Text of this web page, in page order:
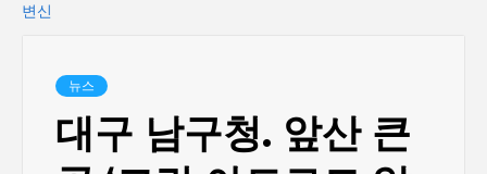
변신
뉴스
대구 남구청. 앞산 큰